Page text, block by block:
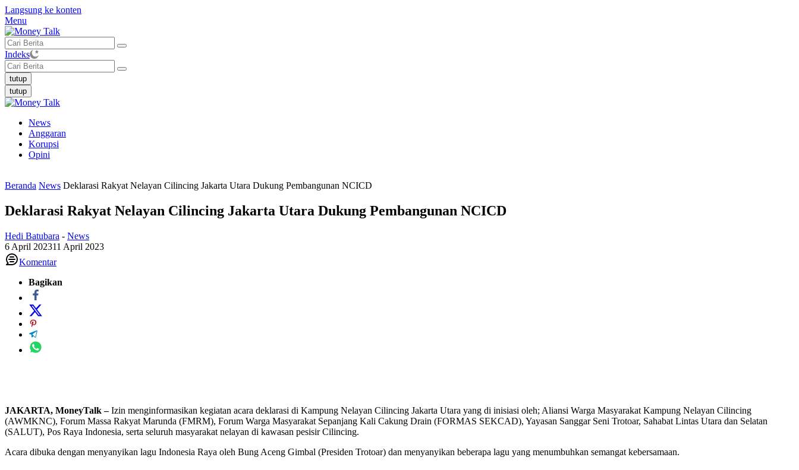
Langsung ke konten
Menu
Indeks
tutup
tutup
News
Anggaran
Korupsi
Opini
Beranda News Deklarasi Rakyat Nelayan Cilincing Jakarta Utara Dukung Pembangunan NCICD
Deklarasi Rakyat Nelayan Cilincing Jakarta Utara Dukung Pembangunan NCICD
Hedi Batubara - News
6 April 202311 April 2023
Komentar
Bagikan
JAKARTA, MoneyTalk –Izin menginformasikan kegiatan acara deklarasi di Kampung Nelayan Cilincing Jakarta Utara yang di inisiasi oleh; Aliansi Warga Masyarakat Kampung Nelayan Cilincing
(AWMKNC), Forum Massa Rakyat Marunda (FMRM), Forum Warga Masyarakat Sepanjang Kali Cakung Drain (FORMAS SEKCAD), Yayasan Sanggar Seni Trotoar, Sahabat Lintas Utara dan Selatan
(SALUT), Pos Raya Indonesia, serta seluruh masyarakat nelayan di kawasan pesisir Cilincing.
Acara dibuka dengan menyanyikan lagu Indonesia Raya oleh Bung Aceng Gimbal (Presiden Trotoar) dan menyanyikan beberapa lagu yang menumbuhkan semangat kebersamaan.